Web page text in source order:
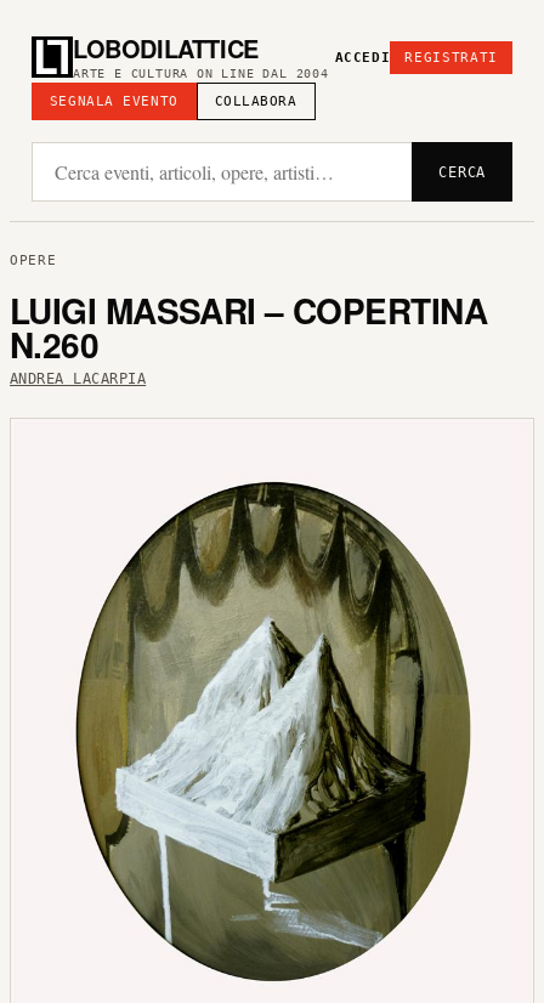
LOBODILATTICE
ARTE E CULTURA ON LINE DAL 2004
SEGNALA EVENTO COLLABORA
ACCEDI REGISTRATI
CERCA
OPERE
LUIGI MASSARI – COPERTINA
N.260
ANDREA LACARPIA